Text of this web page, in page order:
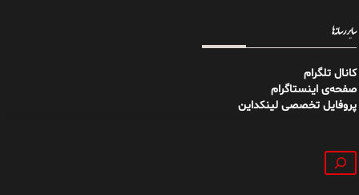
سایر رسانه‌ها
کانال تلگرام
صفحه‌ی اینستاگرام
پروفایل تخصصی لینکداین
جستجو